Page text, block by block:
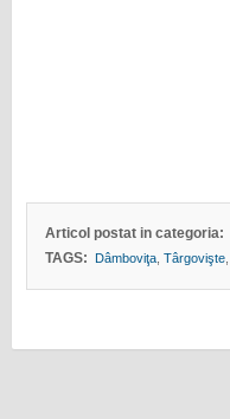
Articol postat in categoria:
TAGS: Dâmboviţa, Târgovişte,